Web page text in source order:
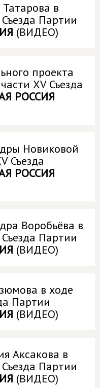
в
Партии
(ВИДЕО)
проекта
XV Съезда
РОССИЯ
Новиковой
Съезда
РОССИЯ
Воробьёва в
Партии
(ВИДЕО)
в ходе
Партии
(ВИДЕО)
Аксакова в
Партии
(ВИДЕО)